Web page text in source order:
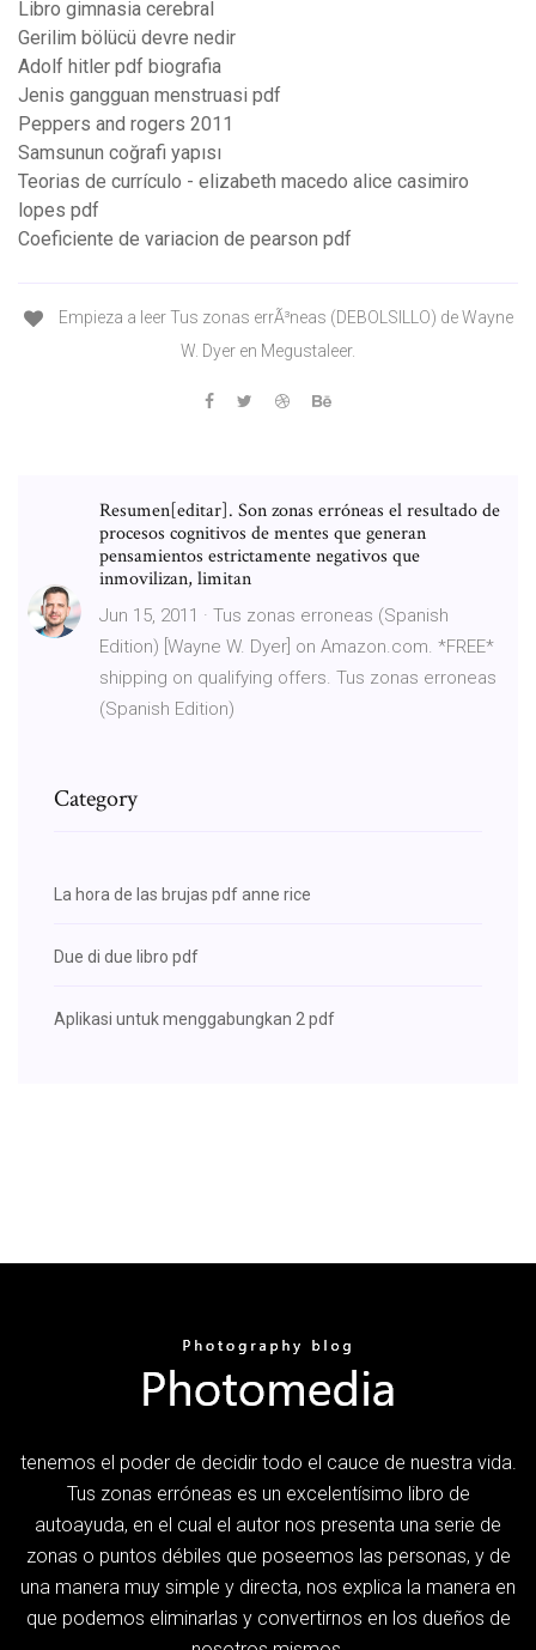
Libro gimnasia cerebral
Gerilim bölücü devre nedir
Adolf hitler pdf biografia
Jenis gangguan menstruasi pdf
Peppers and rogers 2011
Samsunun coğrafi yapısı
Teorias de currículo - elizabeth macedo alice casimiro
lopes pdf
Coeficiente de variacion de pearson pdf
Empieza a leer Tus zonas errÃ³neas (DEBOLSILLO) de Wayne
W. Dyer en Megustaleer.
Resumen[editar]. Son zonas erróneas el resultado de
procesos cognitivos de mentes que generan
pensamientos estrictamente negativos que
inmovilizan, limitan
Jun 15, 2011 · Tus zonas erroneas (Spanish
Edition) [Wayne W. Dyer] on Amazon.com. *FREE*
shipping on qualifying offers. Tus zonas erroneas
(Spanish Edition)
Category
La hora de las brujas pdf anne rice
Due di due libro pdf
Aplikasi untuk menggabungkan 2 pdf
tenemos el poder de decidir todo el cauce de nuestra vida.
Tus zonas erróneas es un excelentísimo libro de
autoayuda, en el cual el autor nos presenta una serie de
zonas o puntos débiles que poseemos las personas, y de
una manera muy simple y directa, nos explica la manera en
que podemos eliminarlas y convertirnos en los dueños de